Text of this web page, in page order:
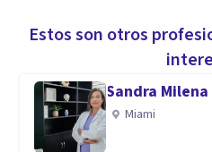
Estos son otros
Sandra
Miami